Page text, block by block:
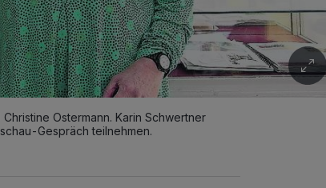
Ostermann. Karin Schwertner
Gespräch teilnehmen.